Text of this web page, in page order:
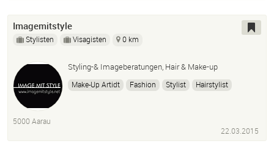
Imagemitstyle
Stylisten Visagisten 0 km
Styling-& Imageberatungen, Hair & Make-up
Make-Up Artidt Fashion Stylist Hairstylist
5000 Aarau
22.03.2015